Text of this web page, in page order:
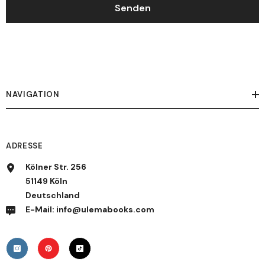
Senden
NAVIGATION
ADRESSE
Kölner Str. 256
51149 Köln
Deutschland
E-Mail: info@ulemabooks.com